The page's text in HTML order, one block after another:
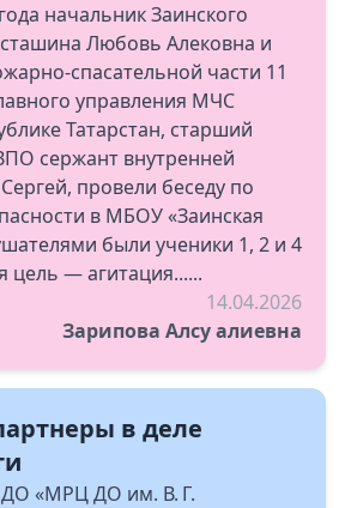
начальник Заинского
Любовь Алековна и
спасательной части 11
управления МЧС
Татарстан, старший
сержант внутренней
провели беседу по
в МБОУ «Заинская
были ученики 1, 2 и 4
цель — агитация......
14.04.2026
Зарипова Алсу алиевна
в деле
«МРЦ ДО им. В. Г.